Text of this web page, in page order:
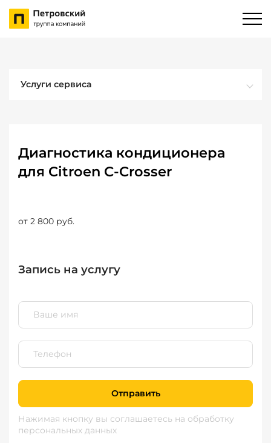
Услуги сервиса
Диагностика кондиционера
для Citroen C-Crosser
от 2 800 руб.
Запись на услугу
Отправить
Нажимая кнопку вы соглашаетесь на обработку
персональных данных